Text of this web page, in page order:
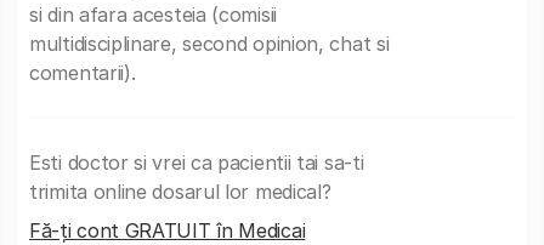
si din afara acesteia (comisii
multidisciplinare, second opinion, chat si
comentarii).
Esti doctor si vrei ca pacientii tai sa-ti
trimita online dosarul lor medical?
Fă-ți cont GRATUIT în Medicai